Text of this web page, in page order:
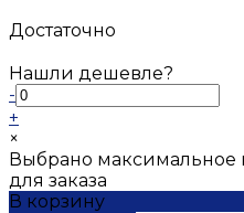
Достаточно
Нашли дешевле?
-
+
×
Выбрано максимальное
для заказа
В корзину